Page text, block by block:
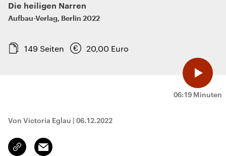
06:19 Minuten
Die heiligen Narren
Aufbau-Verlag, Berlin 2022
149 Seiten 20,00 Euro
Von Victoria Eglau | 06.12.2022
Link
kopieren/teilen
Email